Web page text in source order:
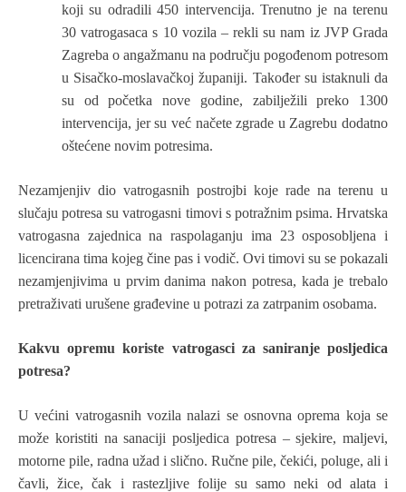
koji su odradili 450 intervencija. Trenutno je na terenu
30 vatrogasaca s 10 vozila – rekli su nam iz JVP Grada
Zagreba o angažmanu na području pogođenom potresom
u Sisačko-moslavačkoj županiji. Također su istaknuli da
su od početka nove godine, zabilježili preko 1300
intervencija, jer su već načete zgrade u Zagrebu dodatno
oštećene novim potresima.
Nezamjenjiv dio vatrogasnih postrojbi koje rade na terenu u
slučaju potresa su vatrogasni timovi s potražnim psima. Hrvatska
vatrogasna zajednica na raspolaganju ima 23 osposobljena i
licencirana tima kojeg čine pas i vodič. Ovi timovi su se pokazali
nezamjenjivima u prvim danima nakon potresa, kada je trebalo
pretraživati urušene građevine u potrazi za zatrpanim osobama.
Kakvu opremu koriste vatrogasci za saniranje posljedica
potresa?
U većini vatrogasnih vozila nalazi se osnovna oprema koja se
može koristiti na sanaciji posljedica potresa – sjekire, maljevi,
motorne pile, radna užad i slično. Ručne pile, čekići, poluge, ali i
čavli, žice, čak i rastezljive folije su samo neki od alata i